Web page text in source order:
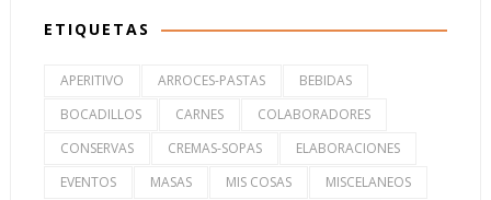
ETIQUETAS
APERITIVO ARROCES-PASTAS
BEBIDAS
BOCADILLOS
CARNES
COLABORADORES
CONSERVAS
CREMAS-SOPAS
ELABORACIONES
EVENTOS
MASAS MIS COSAS
MISCELANEOS